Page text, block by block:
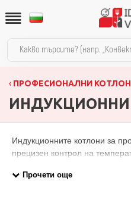
ПРОФЕСИОНАЛНИ
Индукционните котлони за
прецизен контрол на
категорията ще намерите